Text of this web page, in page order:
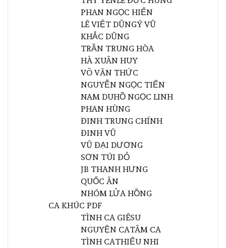
PHAN NGỌC HIẾN
LÊ VIỆT DŨNGÝ VŨ
KHẮC DŨNG
TRẦN TRUNG HÒA
HÀ XUÂN HUY
VÕ VĂN THỨC
NGUYỄN NGỌC TIẾN
NAM DUHỒ NGỌC LINH
PHAN HÙNG
ĐINH TRUNG CHÍNH
ĐINH VŨ
VŨ ĐẠI DƯƠNG
SƠN TÚI ĐỎ
JB THANH HƯNG
QUỐC ÂN
NHÓM LỬA HỒNG
CA KHÚC PDF
TÌNH CA GIÊSU
NGUYỆN CATÂM CA
TÌNH CATHIẾU NHI